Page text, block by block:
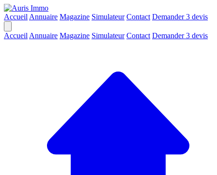
Accueil Annuaire Magazine Simulateur Contact Demander 3 devis
Accueil Annuaire Magazine Simulateur Contact Demander 3 devis